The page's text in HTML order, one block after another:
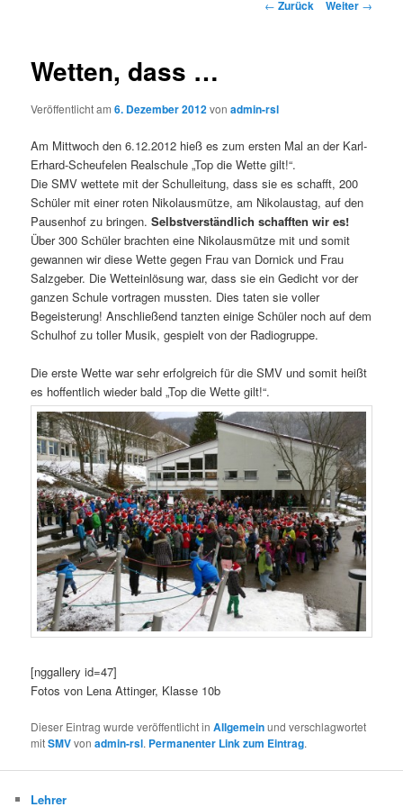
← Zurück Weiter →
Wetten, dass …
Veröffentlicht am6. Dezember 2012vonadmin-rsl
Am Mittwoch den 6.12.2012 hieß es zum ersten Mal an der Karl-
Erhard-Scheufelen Realschule „Top die Wette gilt!“.
Die SMV wettete mit der Schulleitung, dass sie es schafft, 200
Schüler mit einer roten Nikolausmütze, am Nikolaustag, auf den
Pausenhof zu bringen.Selbstverständlich schafften wir es!
Über 300 Schüler brachten eine Nikolausmütze mit und somit
gewannen wir diese Wette gegen Frau van Dornick und Frau
Salzgeber. Die Wetteinlösung war, dass sie ein Gedicht vor der
ganzen Schule vortragen mussten. Dies taten sie voller
Begeisterung! Anschließend tanzten einige Schüler noch auf dem
Schulhof zu toller Musik, gespielt von der Radiogruppe.
Die erste Wette war sehr erfolgreich für die SMV und somit heißt
es hoffentlich wieder bald „Top die Wette gilt!“.
[nggallery id=47]
Fotos von Lena Attinger, Klasse 10b
Dieser Eintrag wurde veröffentlicht inAllgemeinund verschlagwortet
mitSMVvonadmin-rsl. Permanenter Link zum Eintrag.
Lehrer